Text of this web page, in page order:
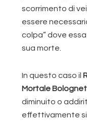
scorrimento di
essere
colpa” dove
sua morte.
In questo caso il
Mortale
diminuito o
effettivamente